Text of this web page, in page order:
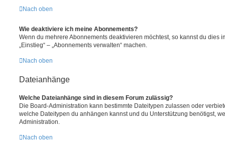
Nach oben
Wie deaktiviere ich meine Abonnements?
Wenn du mehrere Abonnements deaktivieren möchtest, so kannst du dies
„Einstieg“ – „Abonnements verwalten“ machen.
Nach oben
Dateianhänge
Welche Dateianhänge sind in diesem Forum zulässig?
Die Board-Administration kann bestimmte Dateitypen zulassen oder
welche Dateitypen du anhängen kannst und du Unterstützung benötigst,
Administration.
Nach oben